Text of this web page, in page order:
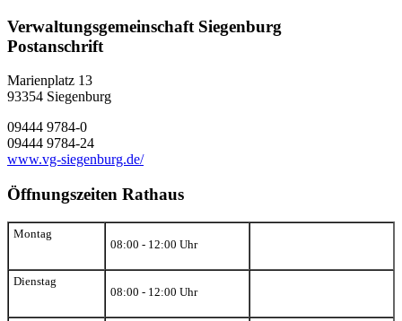
Verwaltungsgemeinschaft Siegenburg
Postanschrift
Marienplatz 13
93354 Siegenburg
09444 9784-0
09444 9784-24
www.vg-siegenburg.de/
Öffnungszeiten Rathaus
Montag
08:00 - 12:00 Uhr
Dienstag
08:00 - 12:00 Uhr